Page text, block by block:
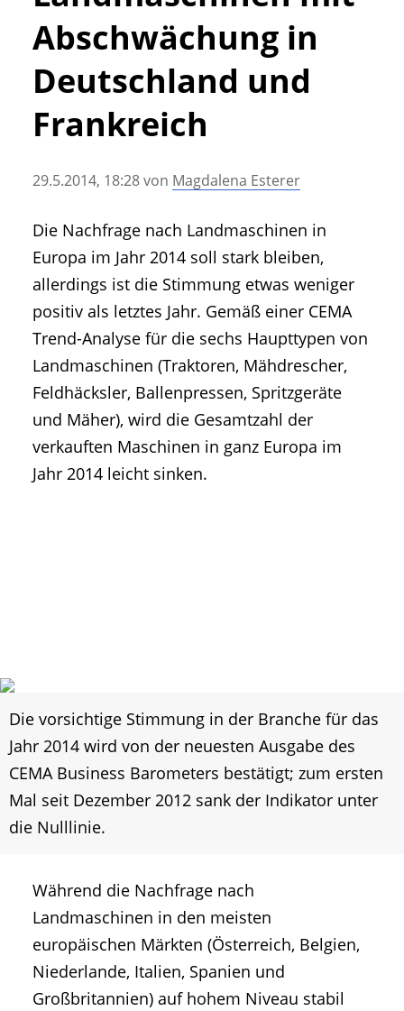
• Messen und Veranstaltungen
• Mitteilung der Redaktion
• Agritechnica Neuheiten Archiv
• Artikel nach Hersteller/Marke
Abschwächung in
Deutschland und
Frankreich
29.5.2014, 18:28von Magdalena Esterer
Die Nachfrage nach Landmaschinen in
Europa im Jahr 2014 soll stark bleiben,
allerdings ist die Stimmung etwas weniger
positiv als letztes Jahr. Gemäß einer CEMA
Trend-Analyse für die sechs Haupttypen von
Landmaschinen (Traktoren, Mähdrescher,
Feldhäcksler, Ballenpressen, Spritzgeräte
und Mäher), wird die Gesamtzahl der
verkauften Maschinen in ganz Europa im
Jahr 2014 leicht sinken.
Die vorsichtige Stimmung in der Branche für das
Jahr 2014 wird von der neuesten Ausgabe des
CEMA Business Barometers bestätigt; zum ersten
Mal seit Dezember 2012 sank der Indikator unter
die Nulllinie.
Während die Nachfrage nach
Landmaschinen in den meisten
europäischen Märkten (Österreich, Belgien,
Niederlande, Italien, Spanien und
Großbritannien) auf hohem Niveau stabil